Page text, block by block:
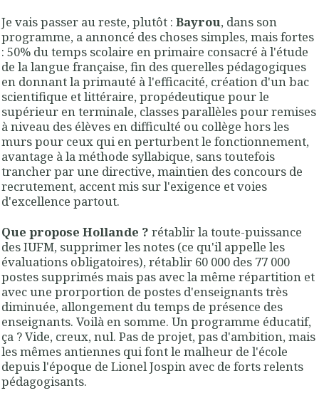
Je vais passer au reste, plutôt : Bayrou, dans son
programme, a annoncé des choses simples, mais fortes
: 50% du temps scolaire en primaire consacré à l'étude
de la langue française, fin des querelles pédagogiques
en donnant la primauté à l'efficacité, création d'un bac
scientifique et littéraire, propédeutique pour le
supérieur en terminale, classes parallèles pour remises
à niveau des élèves en difficulté ou collège hors les
murs pour ceux qui en perturbent le fonctionnement,
avantage à la méthode syllabique, sans toutefois
trancher par une directive, maintien des concours de
recrutement, accent mis sur l'exigence et voies
d'excellence partout.
Que propose Hollande ? rétablir la toute-puissance
des IUFM, supprimer les notes (ce qu'il appelle les
évaluations obligatoires), rétablir 60 000 des 77 000
postes supprimés mais pas avec la même répartition et
avec une prorportion de postes d'enseignants très
diminuée, allongement du temps de présence des
enseignants. Voilà en somme. Un programme éducatif,
ça ? Vide, creux, nul. Pas de projet, pas d'ambition, mais
les mêmes antiennes qui font le malheur de l'école
depuis l'époque de Lionel Jospin avec de forts relents
pédagogisants.